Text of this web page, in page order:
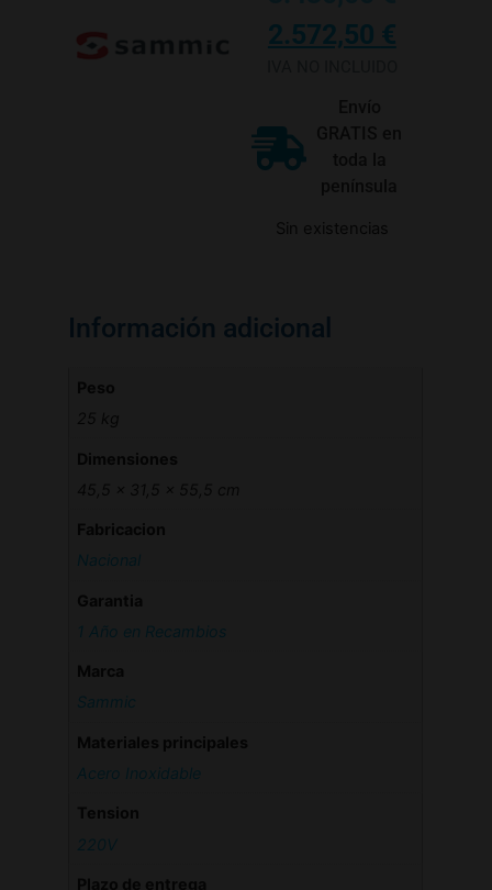
2.572,50 €
Sin existencias
Información adicional
Nacional
1 Año en Recambios
Sammic
Acero Inoxidable
220V